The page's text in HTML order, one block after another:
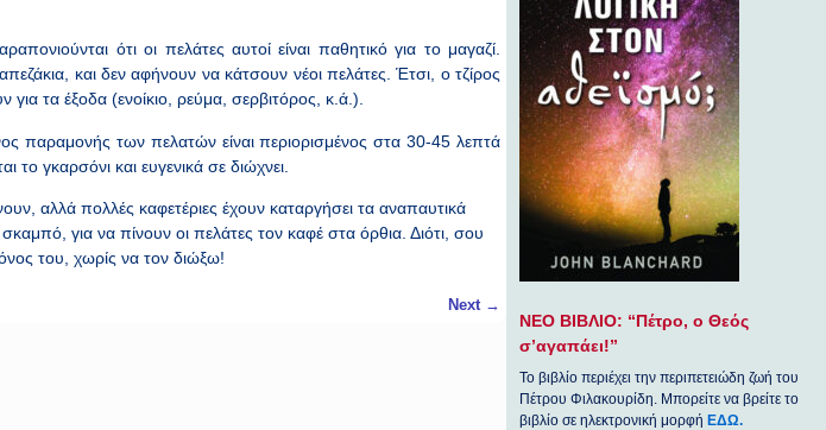
ότι οι πελάτες αυτοί είναι παθητικό για το μαγαζί.
και δεν αφήνουν να κάτσουν νέοι πελάτες. Έτσι, ο τζίρος
για τα έξοδα (ενοίκιο, ρεύμα, σερβιτόρος, κ.ά.).
παραμονής των πελατών είναι περιορισμένος στα 30-45 λεπτά
γκαρσόνι και ευγενικά σε διώχνει.
αλλά πολλές καφετέριες έχουν καταργήσει τα αναπαυτικά
για να πίνουν οι πελάτες τον καφέ στα όρθια. Διότι, σου
του, χωρίς να τον διώξω!
Next →
ΝΕΟ ΒΙΒΛΙΟ: “Πέτρο, ο Θεός
σ’αγαπάει!”
Το βιβλίο περιέχει την περιπετειώδη ζωή του
Πέτρου Φιλακουρίδη. Μπορείτε να βρείτε το
βιβλίο σε ηλεκτρονική μορφήΕΔΩ.